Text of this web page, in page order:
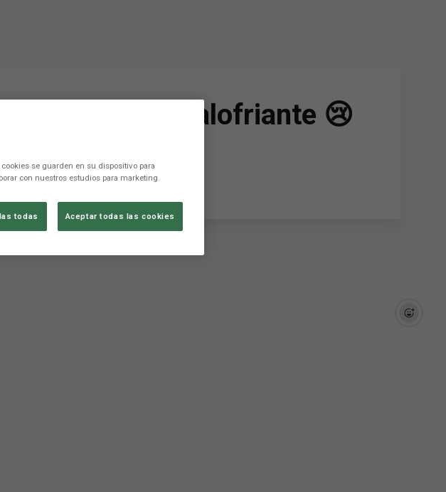
entrada es escalofriante 😢
se guarden en su dispositivo para
con nuestros estudios para marketing.
todas Aceptar todas las cookies